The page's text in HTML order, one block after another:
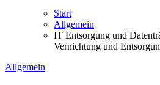
Start
Allgemein
IT Entsorgung und
Vernichtung und
Allgemein